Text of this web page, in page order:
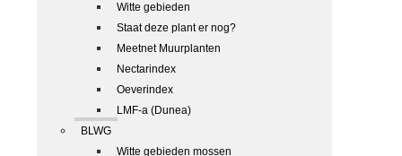
Witte gebieden
Staat deze plant er nog?
Meetnet Muurplanten
Nectarindex
Oeverindex
LMF-a (Dunea)
BLWG
Witte gebieden mossen